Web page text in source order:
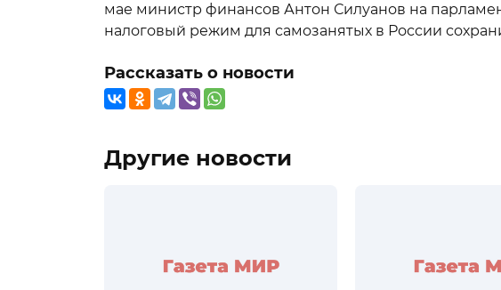
мае министр финансов Антон Силуанов на
налоговый режим для самозанятых в России
Рассказать о новости
Другие новости